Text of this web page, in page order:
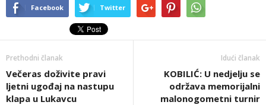
Facebook Twitter
Prethodni članak
Večeras doživite pravi
ljetni ugođaj na nastupu
klapa u Lukavcu
Idući članak
KOBILIĆ: U nedjelju se
održava memorijalni
malonogometni turnir